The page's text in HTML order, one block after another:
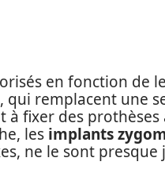
en fonction de
, qui remplacent une
à fixer des
les implants
ne le sont presque